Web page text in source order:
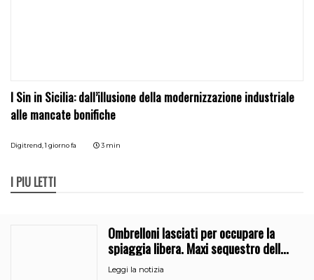
I Sin in Sicilia: dall’illusione della modernizzazione industriale
alle mancate bonifiche
Digitrend,1 giorno fa 3 min
I PIÙ LETTI
Ombrelloni lasciati per occupare la
spiaggia libera. Maxi sequestro della
Guardia Costiera
Leggi la notizia